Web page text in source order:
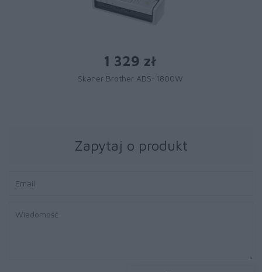
1 329 zł
Skaner Brother ADS-1800W
Zapytaj o produkt